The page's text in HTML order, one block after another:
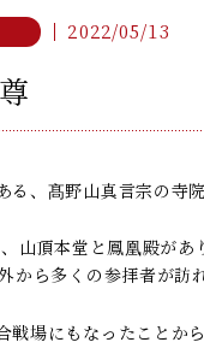
2022/05/13
る、髙野山真言宗の寺
山頂本堂と鳳凰殿が
から多くの参拝者が訪
戦場にもなったことか